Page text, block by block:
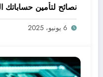
نصائح لتأمين حساباتك
6 يونيو، 2025